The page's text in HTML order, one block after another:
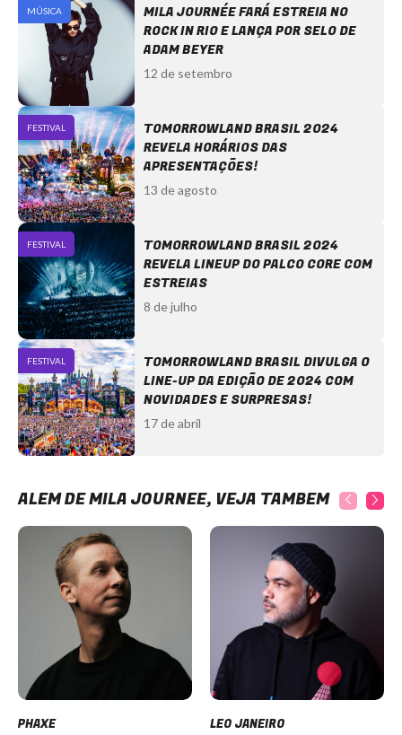
MÚSICA
MILA JOURNÉE FARÁ ESTREIA NO
ROCK IN RIO E LANÇA POR SELO DE
ADAM BEYER
12 de setembro
FESTIVAL
TOMORROWLAND BRASIL 2024
REVELA HORÁRIOS DAS
APRESENTAÇÕES!
13 de agosto
FESTIVAL
TOMORROWLAND BRASIL 2024
REVELA LINEUP DO PALCO CORE COM
ESTREIAS
8 de julho
FESTIVAL
TOMORROWLAND BRASIL DIVULGA O
LINE-UP DA EDIÇÃO DE 2024 COM
NOVIDADES E SURPRESAS!
17 de abril
ALÉM DE MILA JOURNÉE, VEJA TAMBÉM
PHAXE LEO JANEIRO